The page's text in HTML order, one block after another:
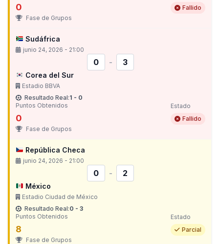
0
Fallido
Fase de Grupos
Sudáfrica
junio 24, 2026 - 21:00
0 - 3
Corea del Sur
Estadio BBVA
Resultado Real:1 - 0
Puntos Obtenidos
0
Estado
Fallido
Fase de Grupos
República Checa
junio 24, 2026 - 21:00
0 - 2
México
Estadio Ciudad de México
Resultado Real:0 - 3
Puntos Obtenidos
8
Estado
Parcial
Fase de Grupos